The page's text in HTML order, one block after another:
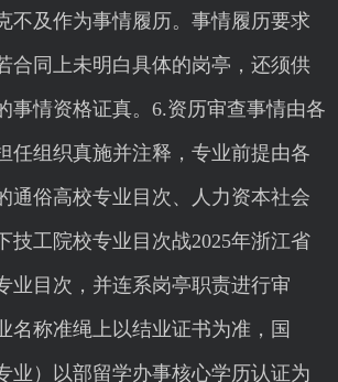
不及作为事情履历。事情履历要求
合同上未明白具体的岗亭，还须供
事情资格证真。6.资历审查事情由各
任组织真施并注释，专业前提由各
通俗高校专业目次、人力资本社会
技工院校专业目次战2025年浙江省
业目次，并连系岗亭职责进行审
名称准绳上以结业证书为准，国
业）以部留学办事核心学历认证为